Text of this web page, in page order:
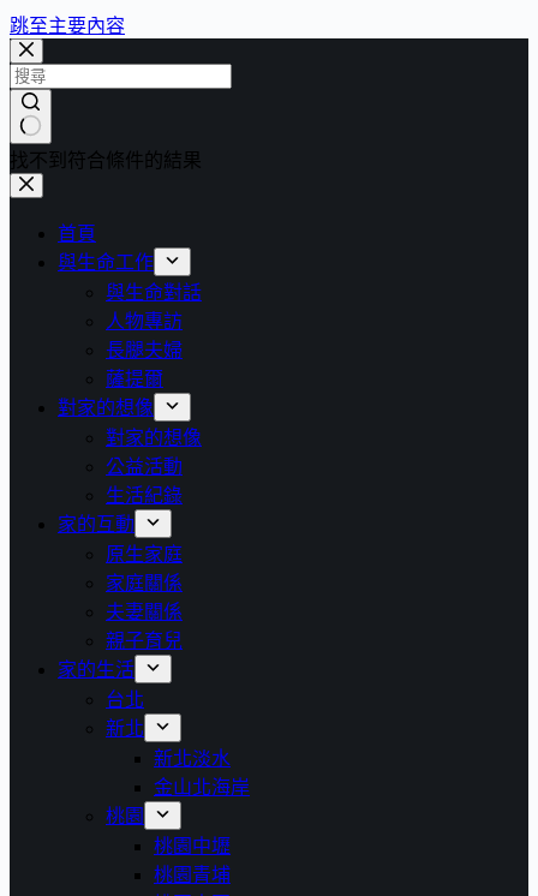
跳至主要內容
找不到符合條件的結果
首頁
與生命工作
與生命對話
人物專訪
長腿夫婦
薩提爾
對家的想像
對家的想像
公益活動
生活紀錄
家的互動
原生家庭
家庭關係
夫妻關係
親子育兒
家的生活
台北
新北
新北淡水
金山北海岸
桃園
桃園中壢
桃園青埔